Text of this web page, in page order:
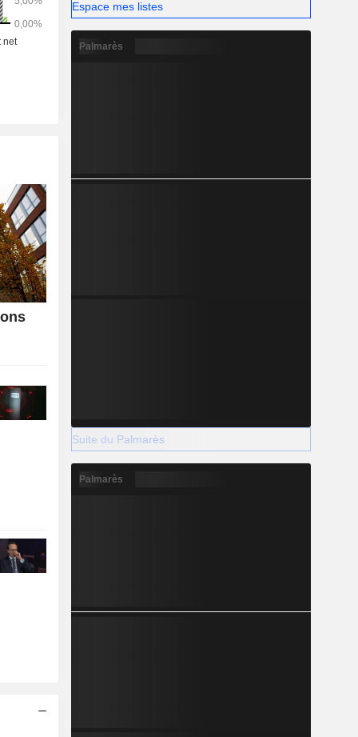
Espace mes listes
Palmarès
Suite du Palmarès
Palmarès